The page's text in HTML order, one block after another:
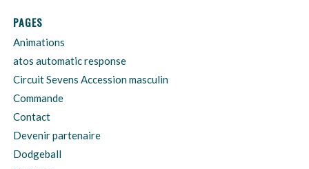
PAGES
Animations
atos automatic response
Circuit Sevens Accession masculin
Commande
Contact
Devenir partenaire
Dodgeball